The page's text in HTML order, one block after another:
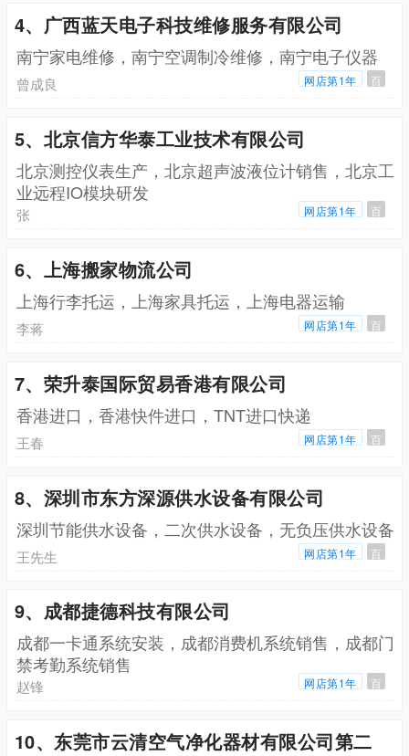
4、广西蓝天电子科技维修服务有限公司
南宁家电维修，南宁空调制冷维修，南宁电子仪器
曾成良 网店第1年 百
5、北京信方华泰工业技术有限公司
北京测控仪表生产，北京超声波液位计销售，北京工
业远程IO模块研发
张 网店第1年 百
6、上海搬家物流公司
上海行李托运，上海家具托运，上海电器运输
李蒋 网店第1年 百
7、荣升泰国际贸易香港有限公司
香港进口，香港快件进口，TNT进口快递
王春 网店第1年 百
8、深圳市东方深源供水设备有限公司
深圳节能供水设备，二次供水设备，无负压供水设备
王先生 网店第1年 百
9、成都捷德科技有限公司
成都一卡通系统安装，成都消费机系统销售，成都门
禁考勤系统销售
赵锋 网店第1年 百
10、东莞市云清空气净化器材有限公司第二